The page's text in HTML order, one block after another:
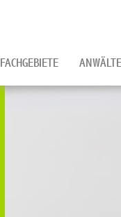
FACHGEBIETE ANWÄLTE